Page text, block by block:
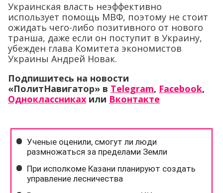
Украинская власть неэффективно
использует помощь МВФ, поэтому не стоит
ожидать чего-либо позитивного от нового
транша, даже если он поступит в Украину,
убежден глава Комитета экономистов
Украины Андрей Новак.
Подпишитесь на новости
«ПолитНавигатор» в Telegram, Facebook,
Одноклассниках или Вконтакте